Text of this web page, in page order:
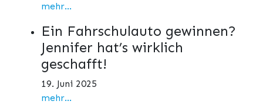
mehr...
Ein Fahrschulauto gewinnen?
Jennifer hat’s wirklich
geschafft!
19. Juni 2025
mehr...